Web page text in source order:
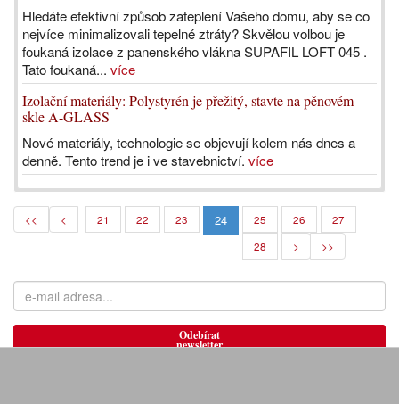
Hledáte efektivní způsob zateplení Vašeho domu, aby se co
nejvíce minimalizovali tepelné ztráty? Skvělou volbou je
foukaná izolace z panenského vlákna SUPAFIL LOFT 045 .
Tato foukaná... více
Izolační materiály: Polystyrén je přežitý, stavte na pěnovém
skle A-GLASS
Nové materiály, technologie se objevují kolem nás dnes a
denně. Tento trend je i ve stavebnictví. více
<< < 21 22 23 24 25 26
27
28
> >>
Odebírat
newsletter